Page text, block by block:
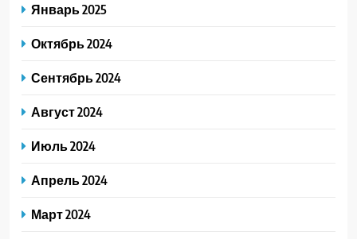
Январь 2025
Октябрь 2024
Сентябрь 2024
Август 2024
Июль 2024
Апрель 2024
Март 2024